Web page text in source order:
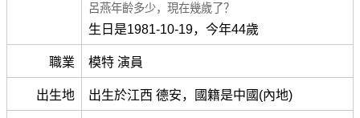
呂燕年齡多少，現在幾歲了？
生日是1981-10-19，今年44歲
職業 模特 演員
出生地 出生於江西 德安，國籍是中國(內地)